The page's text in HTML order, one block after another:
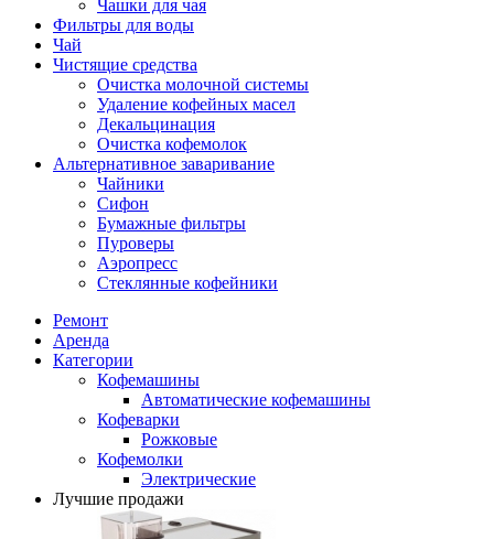
Чашки для чая
Фильтры для воды
Чай
Чистящие средства
Очистка молочной системы
Удаление кофейных масел
Декальцинация
Очистка кофемолок
Альтернативное заваривание
Чайники
Сифон
Бумажные фильтры
Пуроверы
Аэропресс
Стеклянные кофейники
Ремонт
Аренда
Категории
Кофемашины
Автоматические кофемашины
Кофеварки
Рожковые
Кофемолки
Электрические
Лучшие продажи